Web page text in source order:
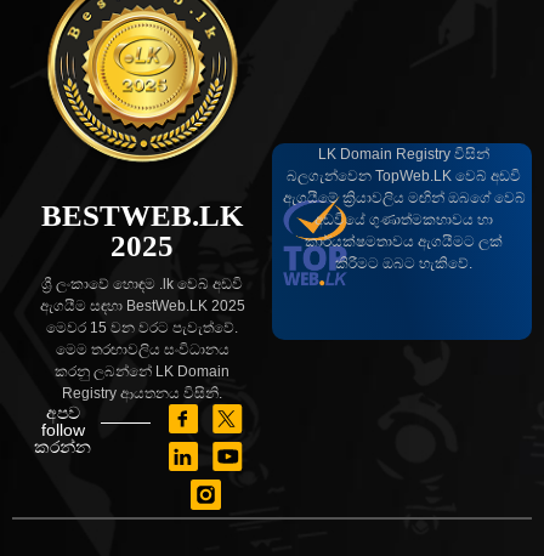
BESTWEB.LK
2025
ශ්‍රී ලංකාවේ හොඳම .lk වෙබ් අඩවි
ඇගයීම සඳහා BestWeb.LK 2025
මෙවර 15 වන වරට පැවැත්වේ.
මෙම තරඟාවලිය සංවිධානය
කරනු ලබන්නේ LK Domain
Registry ආයතනය විසිනි.
අපව
follow
කරන්න
LK Domain Registry විසින්
බලගැන්වෙන TopWeb.LK වෙබ් අඩවි
ඇගයීමේ ක්‍රියාවලිය මඟින් ඔබගේ වෙබ්
අඩවියේ ගුණාත්මකභාවය හා
කාර්යක්ෂමතාවය ඇගයීමට ලක්
කිරීමට ඔබට හැකිවේ.